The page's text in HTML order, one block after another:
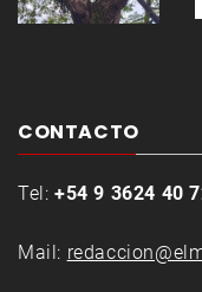
CONTACTO
Tel: +54 9 3624 40
Mail: